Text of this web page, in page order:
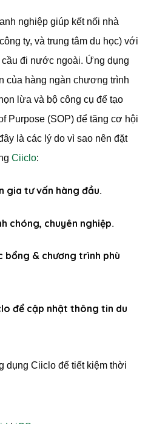
nghiệp giúp kết nối nhà
ty, và trung tâm du học) với
đi nước ngoài. Ứng dụng
của hàng ngàn chương trình
lừa và bộ công cụ để tạo
Purpose (SOP) để tăng cơ hội
là các lý do vì sao nên đặt
Ciiclo:
gia tư vấn hàng đầu.
chóng, chuyên nghiệp.
bổng & chương trình phù
để cập nhật thông tin du
dụng Ciiclo để tiết kiệm thời